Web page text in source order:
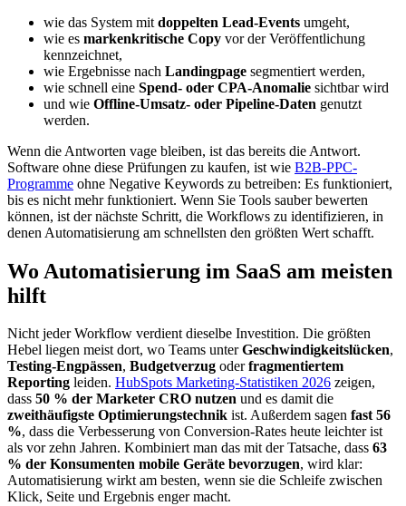
wie das System mit doppelten Lead-Events umgeht,
wie es markenkritische Copy vor der Veröffentlichung
kennzeichnet,
wie Ergebnisse nach Landingpage segmentiert werden,
wie schnell eine Spend- oder CPA-Anomalie sichtbar wird
und wie Offline-Umsatz- oder Pipeline-Daten genutzt
werden.
Wenn die Antworten vage bleiben, ist das bereits die Antwort.
Software ohne diese Prüfungen zu kaufen, ist wie B2B-PPC-
Programme ohne Negative Keywords zu betreiben: Es funktioniert,
bis es nicht mehr funktioniert. Wenn Sie Tools sauber bewerten
können, ist der nächste Schritt, die Workflows zu identifizieren, in
denen Automatisierung am schnellsten den größten Wert schafft.
Wo Automatisierung im SaaS am meisten
hilft
Nicht jeder Workflow verdient dieselbe Investition. Die größten
Hebel liegen meist dort, wo Teams unterGeschwindigkeitslücken,
Testing-Engpässen, Budgetverzug oderfragmentiertem
Reporting leiden. HubSpots Marketing-Statistiken 2026 zeigen,
dass 50 % der Marketer CRO nutzen und es damit die
zweithäufigste Optimierungstechnik ist. Außerdem sagen fast 56
%, dass die Verbesserung von Conversion-Rates heute leichter ist
als vor zehn Jahren. Kombiniert man das mit der Tatsache, dass 63
% der Konsumenten mobile Geräte bevorzugen, wird klar:
Automatisierung wirkt am besten, wenn sie die Schleife zwischen
Klick, Seite und Ergebnis enger macht.